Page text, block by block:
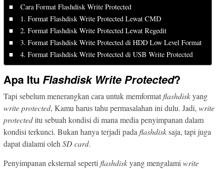
Cara Format Flashdisk Write Protected
1. Format Flashdisk Write Protected Lewat CMD
2. Format Flashdisk Write Protected Lewat Regedit
3. Format Flashdisk Write Protected di HDD Low Level Format
4. Format Flashdisk Write Protected di USB Write Protected
Apa Itu Flashdisk Write Protected?
Tapi sebelum menerangkan cara untuk memformatflashdiskyang
writeprotected, Kamu harus tahu permasalahan ini dulu. Jadi, write
protecteditu sebuah kondisi di mana media penyimpanan dalam
kondisi terkunci. Bukan hanya terjadi pada flashdisksaja, tapi juga
dapat dialami oleh SDcard.
Penyimpanan eksternal seperti flashdiskyang mengalami write